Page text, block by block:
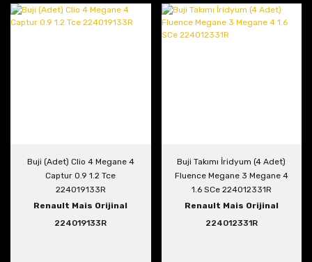
Buji (Adet) Clio 4 Megane 4
Captur 0.9 1.2 Tce
224019133R
Renault Mais Orijinal
224019133R
Buji Takımı İridyum (4 Adet)
Fluence Megane 3 Megane 4
1.6 SCe 224012331R
Renault Mais Orijinal
224012331R